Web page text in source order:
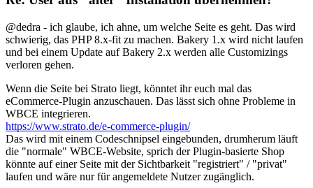
@dedra - ich glaube, ich ahne, um welche Seite es geht. Das wird
schwierig, das PHP 8.x-fit zu machen. Bakery 1.x wird nicht laufen
und bei einem Update auf Bakery 2.x werden alle Customizings
verloren gehen.
Wenn die Seite bei Strato liegt, könntet ihr euch mal das
eCommerce-Plugin anzuschauen. Das lässt sich ohne Probleme in
WBCE integrieren.
https://www.strato.de/e-commerce-plugin/
Das wird mit einem Codeschnipsel eingebunden, drumherum läuft
die "normale" WBCE-Website, sprich der Plugin-basierte Shop
könnte auf einer Seite mit der Sichtbarkeit "registriert" / "privat"
laufen und wäre nur für angemeldete Nutzer zugänglich.